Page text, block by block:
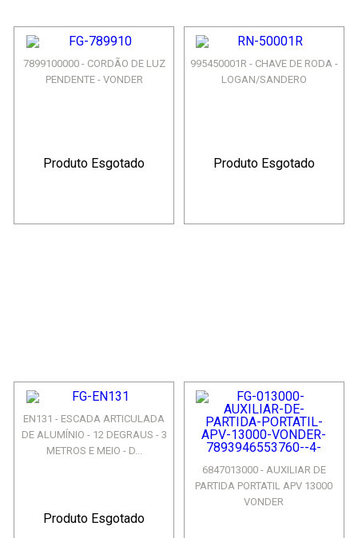
7899100000 - CORDÃO DE LUZ
PENDENTE - VONDER
Produto Esgotado
995450001R - CHAVE DE RODA -
LOGAN/SANDERO
Produto Esgotado
EN131 - ESCADA ARTICULADA
DE ALUMÍNIO - 12 DEGRAUS - 3
METROS E MEIO - D...
Produto Esgotado
6847013000 - AUXILIAR DE
PARTIDA PORTATIL APV 13000
VONDER